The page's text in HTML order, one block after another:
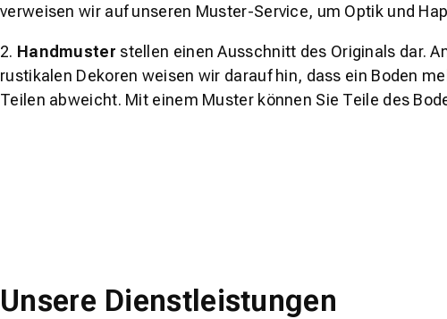
verweisen wir auf unseren Muster-Service, um Optik und
2. Handmuster stellen einen Ausschnitt des Originals dar.
rustikalen Dekoren weisen wir darauf hin, dass ein Boden
Teilen abweicht. Mit einem Muster können Sie Teile des
Unsere Dienstleistungen